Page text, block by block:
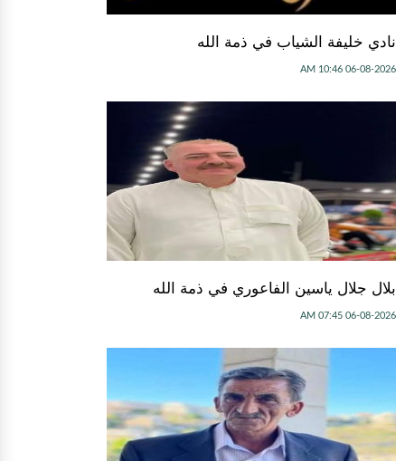
نادي خليفة الشياب في ذمة الله
06-08-2026 10:46 AM
بلال جلال ياسين الفاعوري في ذمة الله
06-08-2026 07:45 AM